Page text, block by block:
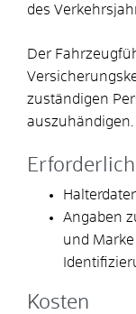
des
Der
zuständigen
auszuhändigen.
Angaben
und
Kosten